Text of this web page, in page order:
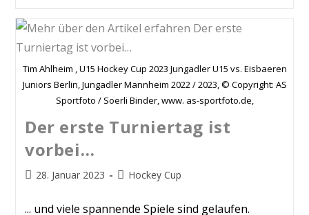
Tim Ahlheim , U15 Hockey Cup 2023 Jungadler U15 vs. Eisbaeren
Juniors Berlin, Jungadler Mannheim 2022 / 2023, © Copyright: AS
Sportfoto / Soerli Binder, www. as-sportfoto.de,
Der erste Turniertag ist
vorbei…
28. Januar 2023 Hockey Cup
... und viele spannende Spiele sind gelaufen.